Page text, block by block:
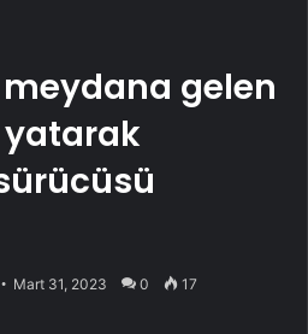
gelen
Mart 31, 2023 0 17